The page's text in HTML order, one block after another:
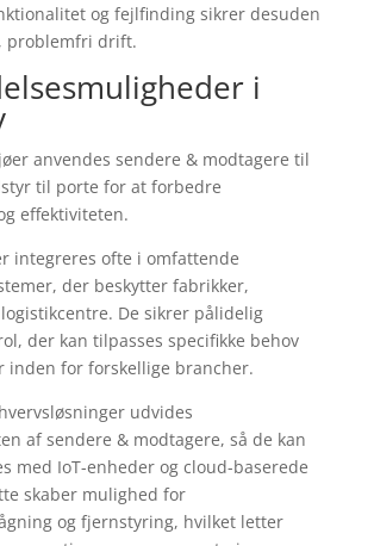
og fejlfinding sikrer desuden
problemfri drift.
i
anvendes sendere & modtagere til
til porte for at forbedre
effektiviteten.
integreres ofte i omfattende
der beskytter fabrikker,
De sikrer pålidelig
der kan tilpasses specifikke behov
inden for forskellige brancher.
udvides
af sendere & modtagere, så de kan
med IoT-enheder og cloud-baserede
skaber mulighed for
og fjernstyring, hvilket letter